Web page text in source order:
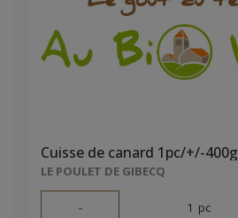
Cuisse de canard 1pc/+/-400g
LE POULET DE GIBECQ
- 1 pc